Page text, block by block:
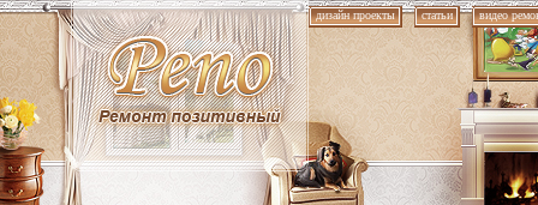
дизайн проекты статьи видео